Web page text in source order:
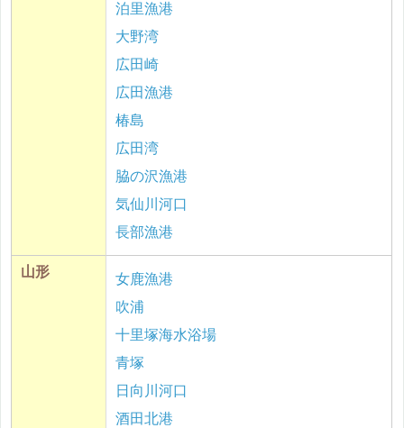
泊里漁港
大野湾
広田崎
広田漁港
椿島
広田湾
脇の沢漁港
気仙川河口
長部漁港
山形
女鹿漁港
吹浦
十里塚海水浴場
青塚
日向川河口
酒田北港